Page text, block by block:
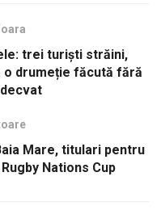
trei turiști străini,
o drumeție făcută fără
Mare, titulari pentru
Nations Cup